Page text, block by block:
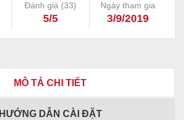
Đánh giá (33)
5/5
Ngày tham gia
3/9/2019
MÔ TẢ CHI TIẾT
HƯỚNG DẪN CÀI ĐẶT